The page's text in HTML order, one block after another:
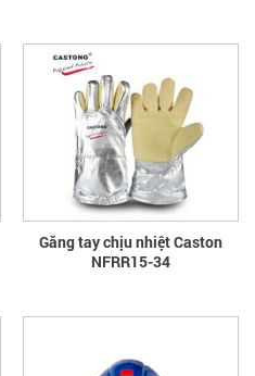
Găng tay chịu nhiệt Caston
NFRR15-34